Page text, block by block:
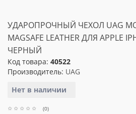
УДАРОПРОЧНЫЙ ЧЕХОЛ UAG
MAGSAFE LEATHER ДЛЯ APPLE
ЧЕРНЫЙ
Код товара: 40522
Производитель: UAG
Нет в наличии
(0)